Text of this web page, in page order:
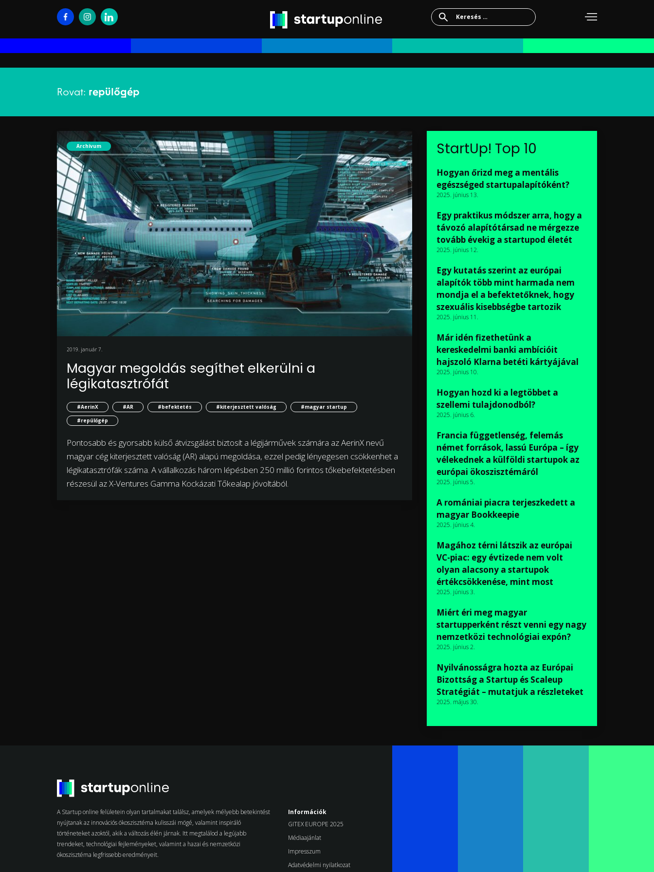
Keresés:
Rovat: repülőgép
Archívum
2019. január 7.
Magyar megoldás segíthet elkerülni a
légikatasztrófát
#AerinX #AR #befektetés #kiterjesztett valóság
#magyar startup
#repülőgép
Pontosabb és gyorsabb külső átvizsgálást biztosít a légijárművek számára az AerinX nevű
magyar cég kiterjesztett valóság (AR) alapú megoldása, ezzel pedig lényegesen csökkenhet a
légikatasztrófák száma. A vállalkozás három lépésben 250 millió forintos tőkebefektetésben
részesül az X-Ventures Gamma Kockázati Tőkealap jóvoltából.
StartUp! Top 10
Hogyan őrizd meg a mentális
egészséged startupalapítóként?
2025. június 13.
Egy praktikus módszer arra, hogy a
távozó alapítótársad ne mérgezze
tovább évekig a startupod életét
2025. június 12.
Egy kutatás szerint az európai
alapítók több mint harmada nem
mondja el a befektetőknek, hogy
szexuális kisebbségbe tartozik
2025. június 11.
Már idén fizethetünk a
kereskedelmi banki ambícióit
hajszoló Klarna betéti kártyájával
2025. június 10.
Hogyan hozd ki a legtöbbet a
szellemi tulajdonodból?
2025. június 6.
Francia függetlenség, felemás
német források, lassú Európa – így
vélekednek a külföldi startupok az
európai ökoszisztémáról
2025. június 5.
A romániai piacra terjeszkedett a
magyar Bookkeepie
2025. június 4.
Magához térni látszik az európai
VC-piac: egy évtizede nem volt
olyan alacsony a startupok
értékcsökkenése, mint most
2025. június 3.
Miért éri meg magyar
startupperként részt venni egy nagy
nemzetközi technológiai expón?
2025. június 2.
Nyilvánosságra hozta az Európai
Bizottság a Startup és Scaleup
Stratégiát – mutatjuk a részleteket
2025. május 30.
A Startup online felületein olyan tartalmakat találsz, amelyek mélyebb betekintést
nyújtanak az innovációs ökoszisztéma kulisszái mögé, valamint inspiráló
történeteket azoktól, akik a változás élén járnak. Itt megtalálod a legújabb
trendeket, technológiai fejleményeket, valamint a hazai és nemzetközi
ökoszisztéma legfrissebb eredményeit.
Információk
GITEX EUROPE 2025
Médiaajánlat
Impresszum
Adatvédelmi nyilatkozat